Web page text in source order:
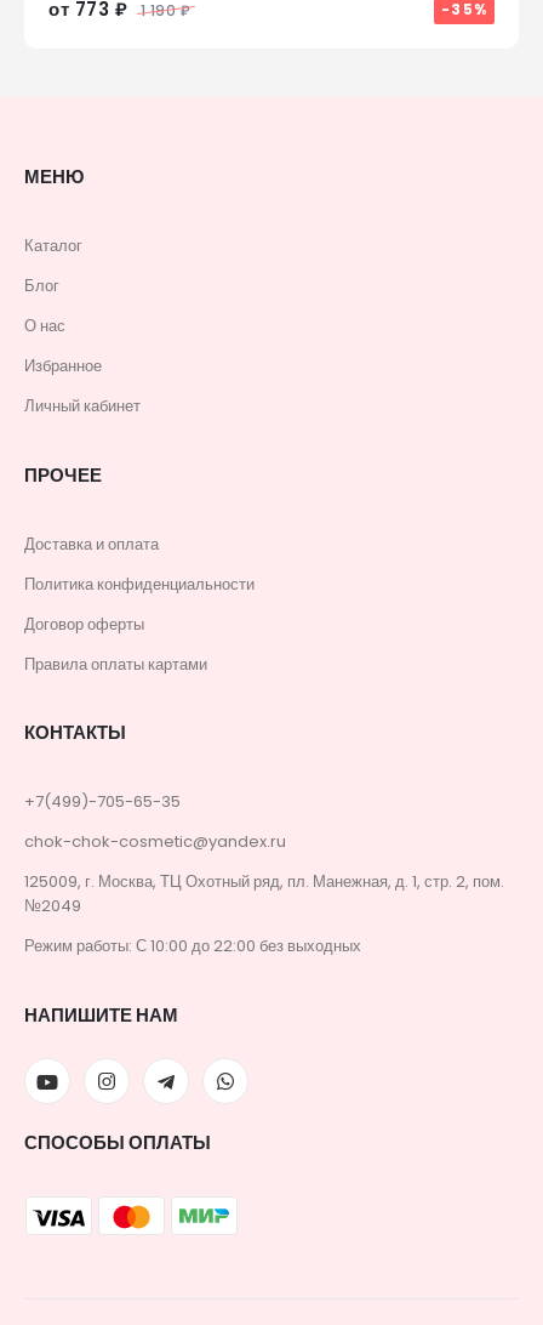
от 773 ₽ 1 190 ₽ -35%
МЕНЮ
Каталог
Блог
О нас
Избранное
Личный кабинет
ПРОЧЕЕ
Доставка и оплата
Политика конфиденциальности
Договор оферты
Правила оплаты картами
КОНТАКТЫ
+7(499)-705-65-35
chok-chok-cosmetic@yandex.ru
125009, г. Москва, ТЦ Охотный ряд, пл. Манежная, д. 1, стр. 2, пом.
№2049
Режим работы: С 10:00 до 22:00 без выходных
НАПИШИТЕ НАМ
СПОСОБЫ ОПЛАТЫ